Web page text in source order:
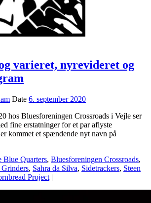
varieret, nyrevideret og
Date 6. september 2020
hos Bluesforeningen Crossroads i Vejle ser
fine erstatninger for et par aflyste
kommet et spændende nyt navn på
Quarters, Bluesforeningen Crossroads,
, Sahra da Silva, Sidetrackers, Steen
Project |